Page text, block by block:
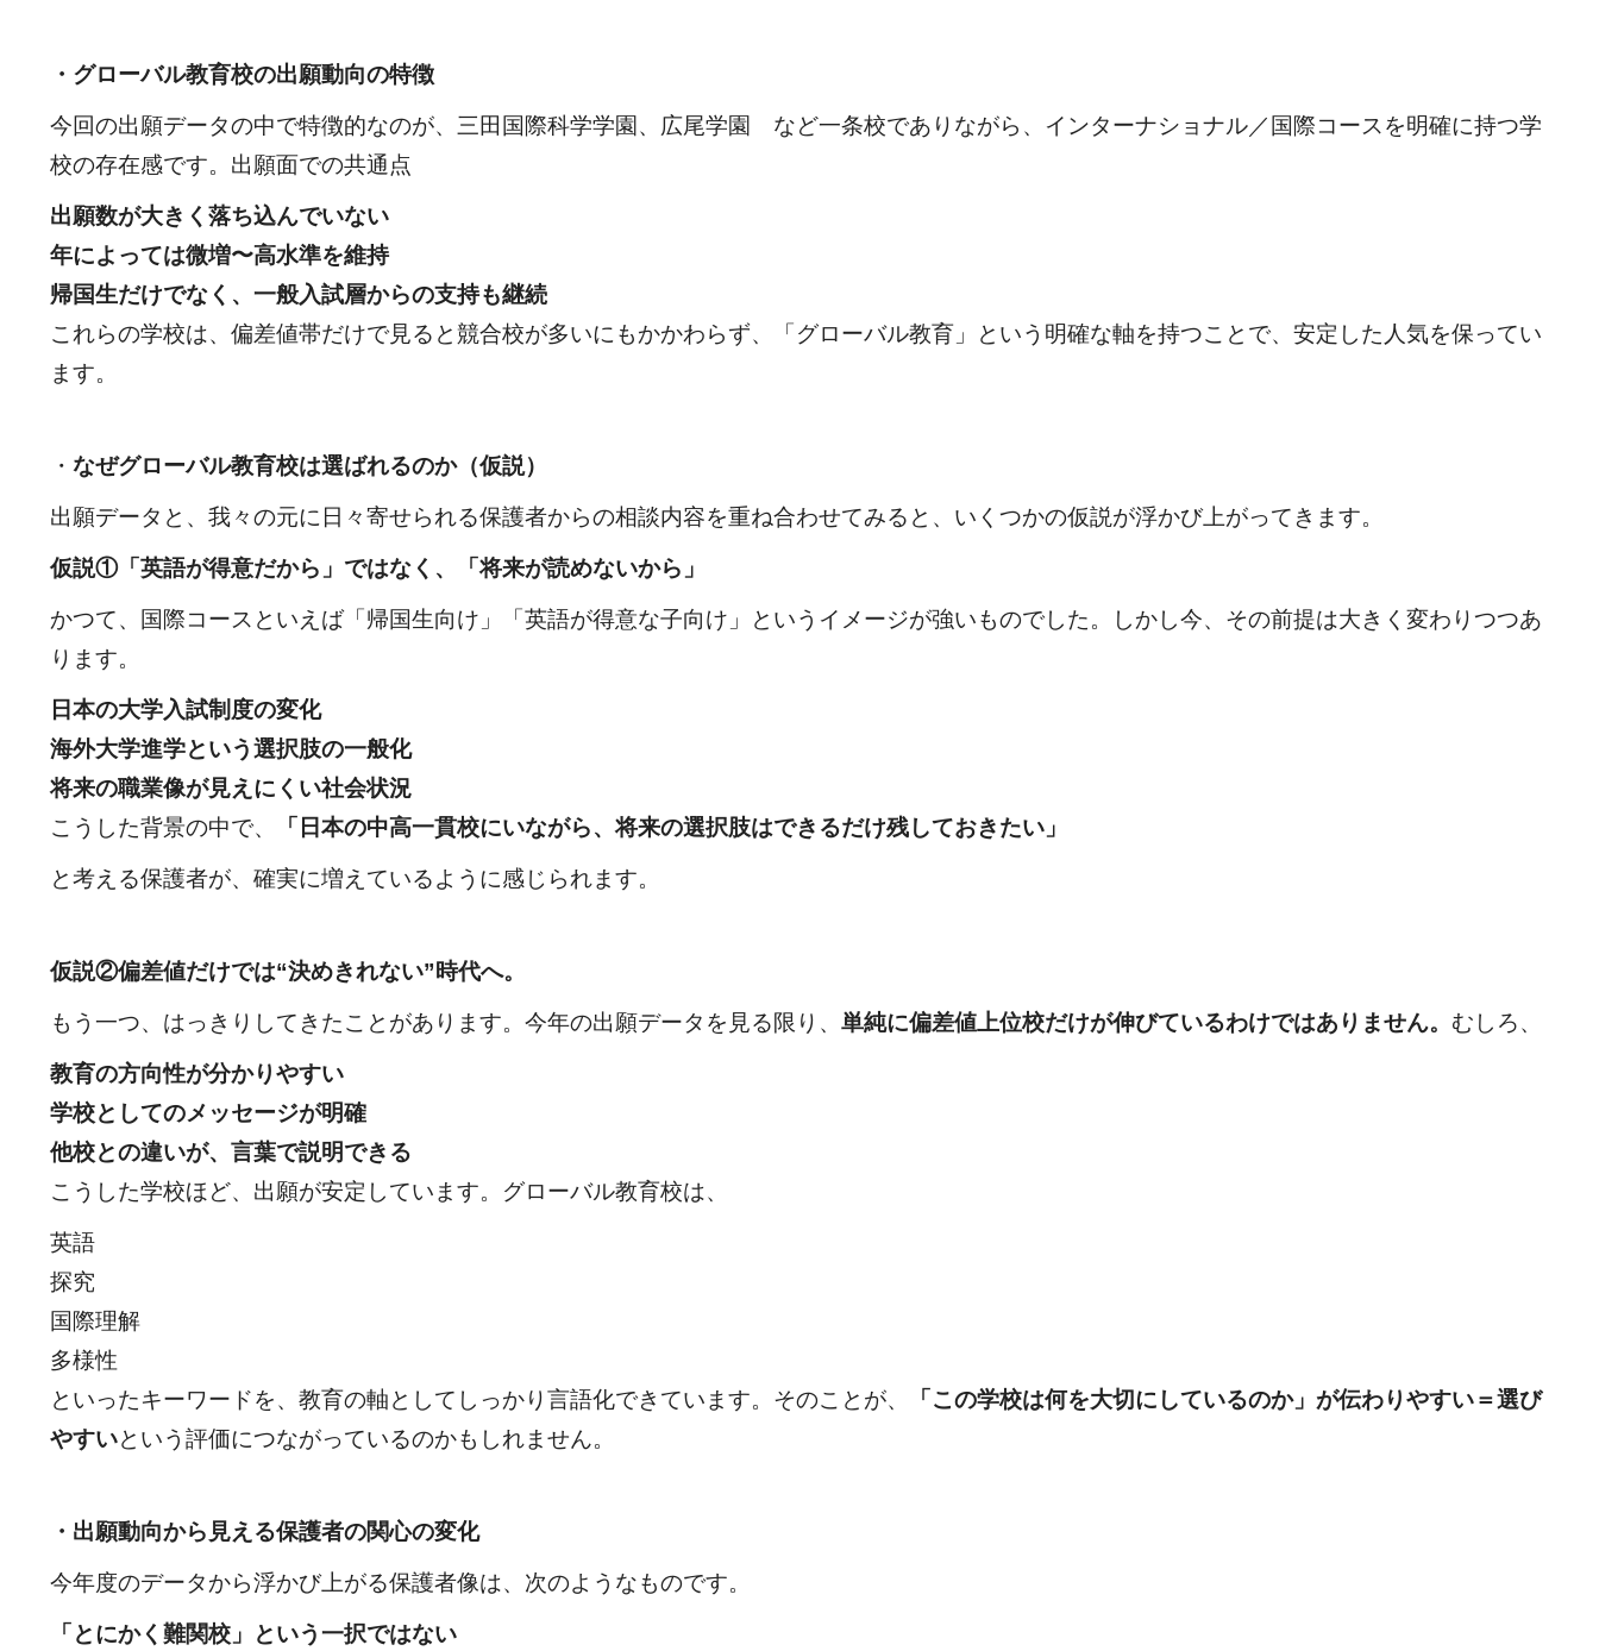
・グローバル教育校の出願動向の特徴
今回の出願データの中で特徴的なのが、三田国際科学学園、広尾学園 など一条校でありながら、インターナショナル／国際コースを明確に持つ学
校の存在感です。出願面での共通点
出願数が大きく落ち込んでいない
年によっては微増〜高水準を維持
帰国生だけでなく、一般入試層からの支持も継続
これらの学校は、偏差値帯だけで見ると競合校が多いにもかかわらず、「グローバル教育」という明確な軸を持つことで、安定した人気を保ってい
ます。
・ なぜグローバル教育校は選ばれるのか（仮説）
出願データと、我々の元に日々寄せられる保護者からの相談内容を重ね合わせてみると、いくつかの仮説が浮かび上がってきます。
仮説①「英語が得意だから」ではなく、「将来が読めないから」
かつて、国際コースといえば「帰国生向け」「英語が得意な子向け」というイメージが強いものでした。しかし今、その前提は大きく変わりつつあ
ります。
日本の大学入試制度の変化
海外大学進学という選択肢の一般化
将来の職業像が見えにくい社会状況
こうした背景の中で、
「日本の中高一貫校にいながら、将来の選択肢はできるだけ残しておきたい」
と考える保護者が、確実に増えているように感じられます。
仮説②偏差値だけでは“決めきれない” 時代へ。
もう一つ、はっきりしてきたことがあります。今年の出願データを見る限り、 単純に偏差値上位校だけが伸びているわけではありません。 むしろ、
教育の方向性が分かりやすい
学校としてのメッセージが明確
他校との違いが、言葉で説明できる
こうした学校ほど、出願が安定しています。グローバル教育校は、
英語
探究
国際理解
多様性
といったキーワードを、教育の軸としてしっかり言語化できています。そのことが、
「この学校は何を大切にしているのか」が伝わりやすい＝選び
やすいという評価につながっているのかもしれません。
・出願動向から見える保護者の関心の変化
今年度のデータから浮かび上がる保護者像は、次のようなものです。
「とにかく難関校」という一択ではない